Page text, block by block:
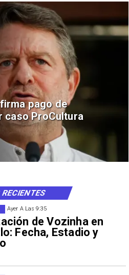
pago de
caso ProCultura
Ayer A Las 9:35
de Vozinha en
Fecha, Estadio y